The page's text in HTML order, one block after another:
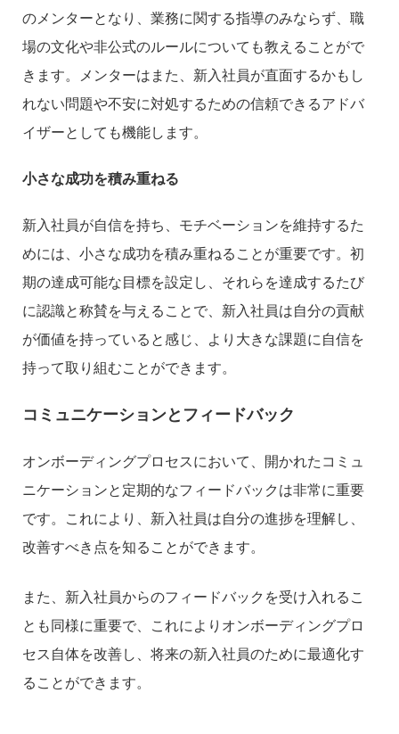
のメンターとなり、業務に関する指導のみならず、職
場の文化や非公式のルールについても教えることがで
きます。メンターはまた、新入社員が直面するかもし
れない問題や不安に対処するための信頼できるアドバ
イザーとしても機能します。
小さな成功を積み重ねる
新入社員が自信を持ち、モチベーションを維持するた
めには、小さな成功を積み重ねることが重要です。初
期の達成可能な目標を設定し、それらを達成するたび
に認識と称賛を与えることで、新入社員は自分の貢献
が価値を持っていると感じ、より大きな課題に自信を
持って取り組むことができます。
コミュニケーションとフィードバック
オンボーディングプロセスにおいて、開かれたコミュ
ニケーションと定期的なフィードバックは非常に重要
です。これにより、新入社員は自分の進捗を理解し、
改善すべき点を知ることができます。
また、新入社員からのフィードバックを受け入れるこ
とも同様に重要で、これによりオンボーディングプロ
セス自体を改善し、将来の新入社員のために最適化す
ることができます。